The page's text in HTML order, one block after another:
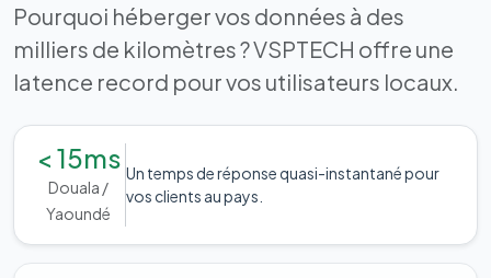
Pourquoi héberger vos données à des
milliers de kilomètres ? VSPTECH offre une
latence record pour vos utilisateurs locaux.
< 15ms
Douala /
Yaoundé
Un temps de réponse quasi-instantané pour
vos clients au pays.